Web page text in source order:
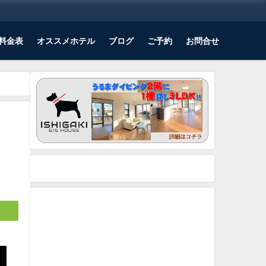
金表 オススメホテル ブログ ご予約 お問合せ